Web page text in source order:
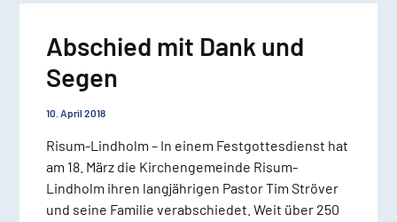
Abschied mit Dank und
Segen
10. April 2018
Risum-Lindholm – In einem Festgottesdienst hat
am 18. März die Kirchengemeinde Risum-
Lindholm ihren langjährigen Pastor Tim Ströver
und seine Familie verabschiedet. Weit über 250